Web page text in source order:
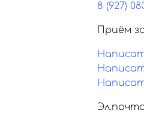
8 (927)
Приём